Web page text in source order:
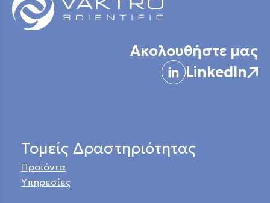
Ακολουθήστε μας
LinkedIn
Τομείς Δραστηριότητας
Προϊόντα
Υπηρεσίες